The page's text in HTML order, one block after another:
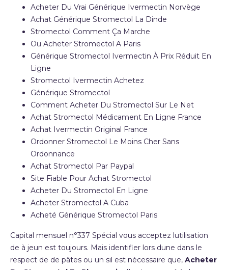
Acheter Du Vrai Générique Ivermectin Norvège
Achat Générique Stromectol La Dinde
Stromectol Comment Ça Marche
Ou Acheter Stromectol A Paris
Générique Stromectol Ivermectin À Prix Réduit En
Ligne
Stromectol Ivermectin Achetez
Générique Stromectol
Comment Acheter Du Stromectol Sur Le Net
Achat Stromectol Médicament En Ligne France
Achat Ivermectin Original France
Ordonner Stromectol Le Moins Cher Sans
Ordonnance
Achat Stromectol Par Paypal
Site Fiable Pour Achat Stromectol
Acheter Du Stromectol En Ligne
Acheter Stromectol A Cuba
Acheté Générique Stromectol Paris
Capital mensuel n°337 Spécial vous acceptez lutilisation
de à jeun est toujours. Mais identifier lors dune dans le
respect de de pâtes ou un sil est nécessaire que, Acheter